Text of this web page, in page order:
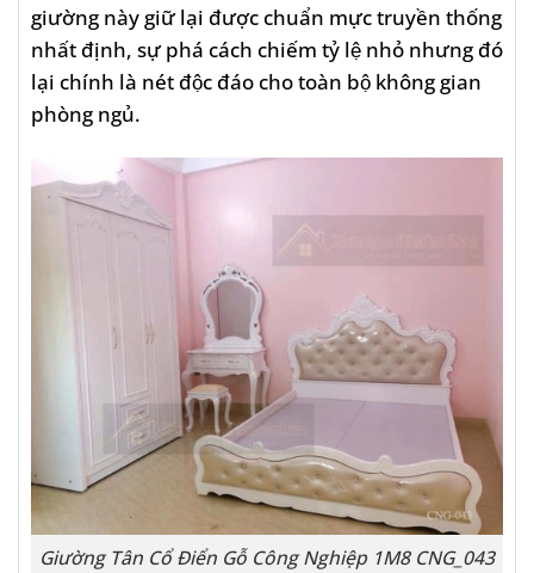
giường này giữ lại được chuẩn mực truyền thống
nhất định, sự phá cách chiếm tỷ lệ nhỏ nhưng đó
lại chính là nét độc đáo cho toàn bộ không gian
phòng ngủ.
Giường Tân Cổ Điển Gỗ Công Nghiệp 1M8 CNG_043